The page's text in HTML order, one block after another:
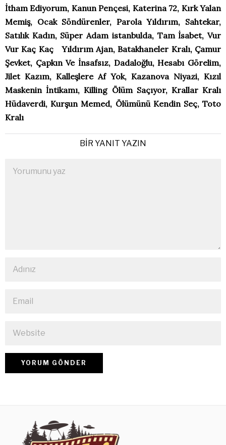
İtham Ediyorum, Kanun Pençesi, Katerina 72, Kırk Yalan
Memiş, Ocak Söndürenler, Parola Yıldırım, Sahtekar,
Satılık Kadın, Süper Adam istanbulda, Tam İsabet, Vur
Vur Kaç Kaç Yıldırım Ajan, Batakhaneler Kralı, Çamur
Şevket, Çapkın Ve İnsafsız, Dadaloğlu, Hesabı Görelim,
Jilet Kazım, Kalleşlere Af Yok, Kazanova Niyazi, Kızıl
Maskenin İntikamı, Killing Ölüm Saçıyor, Krallar Kralı
Hüdaverdi, Kurşun Memed, Ölümünü Kendin Seç, Toto
Kralı
BIR YANIT YAZIN